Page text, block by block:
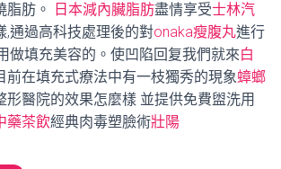
脂肪。
日本減內臟脂肪盡情享受士林汽
,通過高科技處理後的對onaka瘦腹丸進行
做填充美容的。使凹陷回复我們就來白
前在填充式療法中有一枝獨秀的現象蟑螂
形醫院的效果怎麼樣 並提供免費盥洗用
藥茶飲經典肉毒塑臉術壯陽